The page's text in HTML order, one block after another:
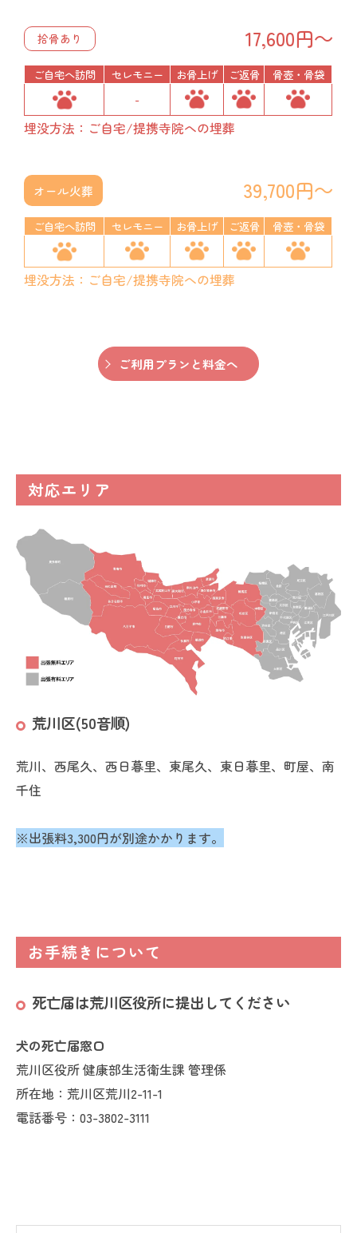
拾骨あり 17,600円～
ご自宅へ訪問 セレモニー お骨上げ ご返骨
骨壺・骨袋
-
埋没方法：ご自宅/提携寺院への埋葬
オール火葬 39,700円～
ご自宅へ訪問 セレモニー お骨上げ ご返骨 骨壺・骨袋
埋没方法：ご自宅/提携寺院への埋葬
ご利用プランと料金へ
対応エリア
荒川区(50音順)
荒川、西尾久、西日暮里、東尾久、東日暮里、町屋、南
千住
※出張料3,300円が別途かかります。
お手続きについて
死亡届は荒川区役所に提出してください
犬の死亡届窓口
荒川区役所 健康部生活衛生課 管理係
所在地：荒川区荒川2-11-1
電話番号：03-3802-3111